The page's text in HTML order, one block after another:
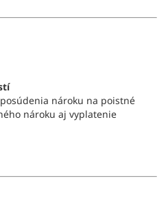
nároku na poistné
nároku aj vyplatenie